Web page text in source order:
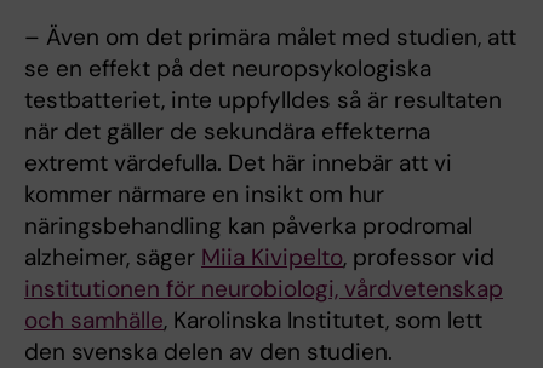
– Även om det primära målet med studien, att
se en effekt på det neuropsykologiska
testbatteriet, inte uppfylldes så är resultaten
när det gäller de sekundära effekterna
extremt värdefulla. Det här innebär att vi
kommer närmare en insikt om hur
näringsbehandling kan påverka prodromal
alzheimer, säger Miia Kivipelto, professor vid
institutionen för neurobiologi, vårdvetenskap
och samhälle, Karolinska Institutet, som lett
den svenska delen av den studien.